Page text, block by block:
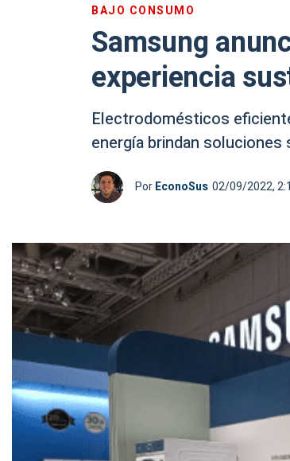
BAJO CONSUMO
Samsung
experiencia
Electrodomésticos
energía brindan
PorEconoSus 02/09/2022,